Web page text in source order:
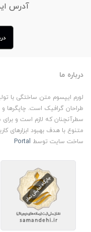
آدرس
درباره ما
لورم ایپسوم متن ساختگی با
طراحان گرافیک است. چاپگرها
سطرآنچنان که لازم است و برای
متنوع با هدف بهبود ابزارهای
ساخت سایت توسط Portal